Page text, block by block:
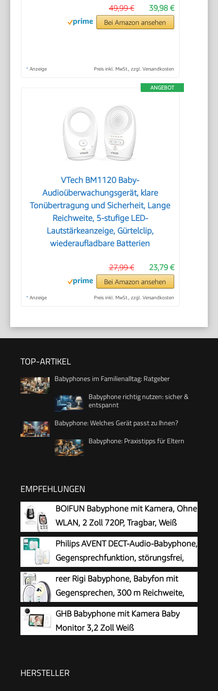
39,98 €
49,99 €
Bei Amazon ansehen
* Anzeige Preis inkl. MwSt., zzgl. Versandkosten
ANGEBOT
VTech BM1120 Baby-
Audioüberwachungsgerät, klare
Tonübertragung und Sicherheit, Lange
Reichweite, 5-stufige LED-
Lautstärkeanzeige, Gürtelclip,
wiederaufladbare Batterien
23,79 €
27,99 €
Bei Amazon ansehen
* Anzeige Preis inkl. MwSt., zzgl. Versandkosten
TOP-ARTIKEL
Babyphones im Familienalltag: Ratgeber
Babyphone richtig nutzen: sicher &
entspannt
Babyphone: Welches Gerät passt zu Ihnen?
Babyphone: Praxistipps für Eltern
EMPFEHLUNGEN
BOIFUN Babyphone mit Kamera, Ohne
WLAN, 2 Zoll 720P, Tragbar, Weiß
Philips AVENT DECT-Audio-Babyphone,
Gegensprechfunktion, störungsfrei,
330 Meter Reichweite, 24 Stunden
Akkulaufzeit, Smart ECO-Modus, Nachtlicht,
SCD503/26
reer Rigi Babyphone, Babyfon mit
Gegensprechen, 300 m Reichweite,
Weiß
GHB Babyphone mit Kamera Baby
Monitor 3,2 Zoll Weiß
HERSTELLER